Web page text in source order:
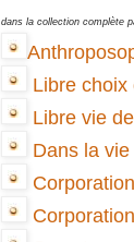
dans la collection complète
Libre choix
Libre vie
Dans la